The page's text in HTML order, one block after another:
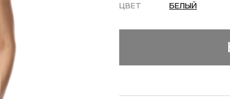
ЦВЕТ БЕЛЫЙ